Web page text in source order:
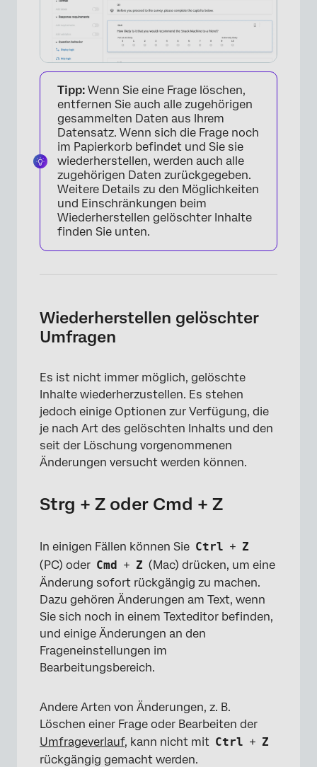
Tipp: Wenn Sie eine Frage löschen,
entfernen Sie auch alle zugehörigen
gesammelten Daten aus Ihrem
Datensatz. Wenn sich die Frage noch
im Papierkorb befindet und Sie sie
wiederherstellen, werden auch alle
zugehörigen Daten zurückgegeben.
Weitere Details zu den Möglichkeiten
und Einschränkungen beim
Wiederherstellen gelöschter Inhalte
finden Sie unten.
Wiederherstellen gelöschter
Umfragen
Es ist nicht immer möglich, gelöschte
Inhalte wiederherzustellen. Es stehen
jedoch einige Optionen zur Verfügung, die
je nach Art des gelöschten Inhalts und den
seit der Löschung vorgenommenen
Änderungen versucht werden können.
Strg + Z oder Cmd + Z
In einigen Fällen können Sie Ctrl + Z
(PC) oder Cmd + Z (Mac) drücken, um eine
Änderung sofort rückgängig zu machen.
Dazu gehören Änderungen am Text, wenn
Sie sich noch in einem Texteditor befinden,
und einige Änderungen an den
Frageneinstellungen im
Bearbeitungsbereich.
Andere Arten von Änderungen, z. B.
Löschen einer Frage oder Bearbeiten der
Umfrageverlauf, kann nicht mit Ctrl + Z
rückgängig gemacht werden.